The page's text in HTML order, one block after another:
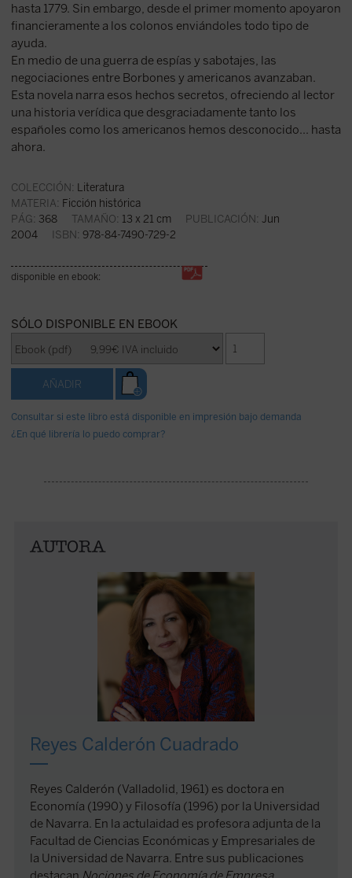
hasta 1779. Sin embargo, desde el primer momento apoyaron
financieramente a los colonos enviándoles todo tipo de
ayuda.
En medio de una guerra de espías y sabotajes, las
negociaciones entre Borbones y americanos avanzaban.
Esta novela narra esos hechos secretos, ofreciendo al lector
una historia verídica que desgraciadamente tanto los
españoles como los americanos hemos desconocido... hasta
ahora.
COLECCIÓN: Literatura
MATERIA: Ficción histórica
PÁG: 368 TAMAÑO: 13 x 21 cm PUBLICACIÓN: Jun
2004 ISBN: 978-84-7490-729-2
disponible en ebook:
SÓLO DISPONIBLE EN EBOOK
Consultar si este libro está disponible en impresión bajo demanda
¿En qué librería lo puedo comprar?
AUTORA
Reyes Calderón Cuadrado
Reyes Calderón (Valladolid, 1961) es doctora en
Economía (1990) y Filosofía (1996) por la Universidad
de Navarra. En la actulaidad es profesora adjunta de la
Facultad de Ciencias Económicas y Empresariales de
la Universidad de Navarra. Entre sus publicaciones